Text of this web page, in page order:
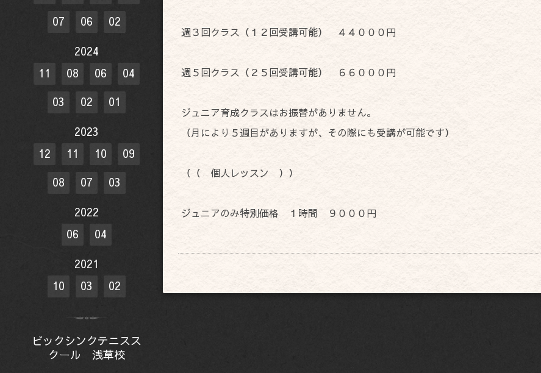
週３回クラス（１２回受講可能） ４４０００円
週５回クラス（２５回受講可能） ６６０００円
ジュニア育成クラスはお振替がありません。
（月により５週目がありますが、その際にも受講が可能です）
（（ 個人レッスン ））
ジュニアのみ特別価格 １時間 ９０００円
07 06
02
2024
11
08 06
04
03
02
01
2023
12
11 10
09
08
07
03
2022
06
04
2021
10
03 02
ビックシンクテニスス
クール 浅草校